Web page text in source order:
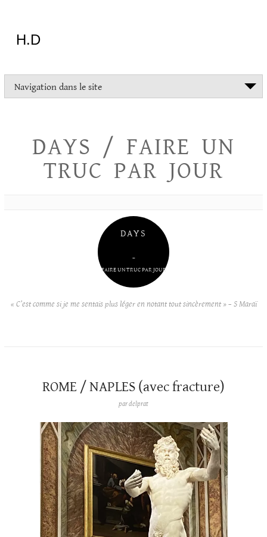
H.D
Navigation dans le site
DAYS / FAIRE UN
TRUC PAR JOUR
DAYS
–
FAIRE UN TRUC PAR JOUR
« C’est comme si je me sentais plus léger en notant tout sincèrement » – S Maraï
ROME / NAPLES (avec fracture)
pardelprat